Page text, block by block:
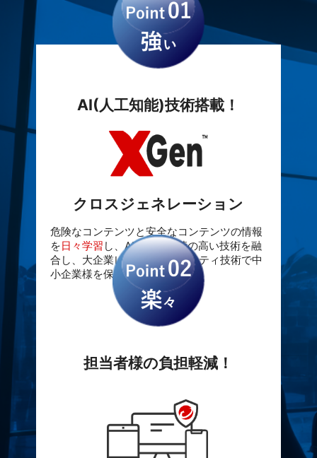
AI(人工知能)技術搭載！
クロスジェネレーション
危険なコンテンツと安全なコンテンツの情報
を日々学習 し、AI技術と実績の高い技術を融
合し、大企業レベルのセキュリティ技術で中
小企業様を保護。
担当者様の負担軽減！